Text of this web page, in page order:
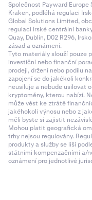
Společnost Payward
Kraken, podléhá regulaci
Global Solutions Limited,
regulaci Irské centrální
Quay, Dublin, D02 R296,
zásad a oznámení.
Tyto materiály slouží pouze
investiční nebo finanční
prodeji, držení nebo podílu
zapojení se do jakékoli
neusiluje a nebude usilovat
kryptoměny, kterou nabízí.
může vést ke ztrátě
jakéhokoli výnosu nebo z
měli byste si zajistit
Mohou platit geografická
trhy nejsou regulovány.
produkty a služby se liší
státními kompenzačními a/
oznámení pro jednotlivé